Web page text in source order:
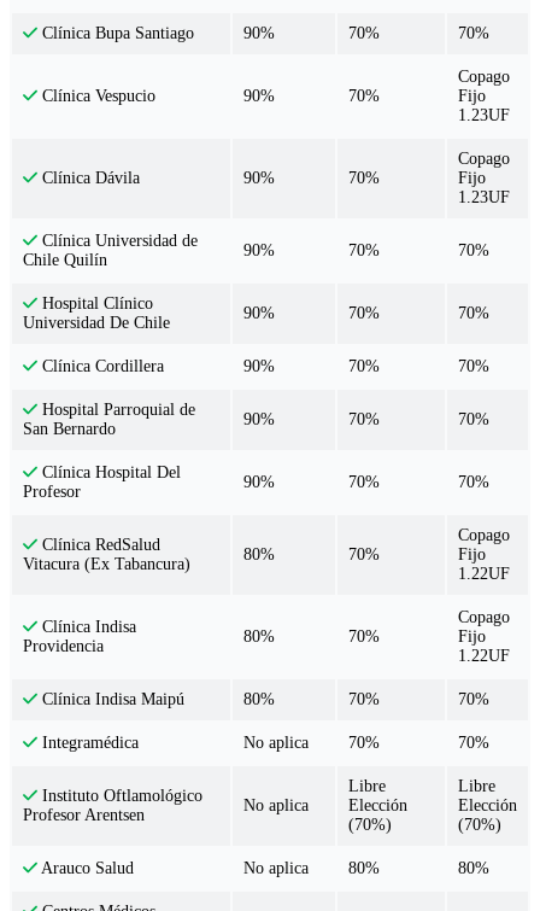
Clínica Bupa Santiago 90% 70% 70%
Clínica Vespucio 90% 70%
Copago
Fijo
1.23UF
Clínica Dávila 90% 70%
Copago
Fijo
1.23UF
Clínica Universidad de
Chile Quilín
90% 70% 70%
Hospital Clínico
Universidad De Chile
90% 70% 70%
Clínica Cordillera 90% 70% 70%
Hospital Parroquial de
San Bernardo
90% 70% 70%
Clínica Hospital Del
Profesor
90% 70% 70%
Clínica RedSalud
Vitacura (Ex Tabancura)
80% 70%
Copago
Fijo
1.22UF
Clínica Indisa
Providencia
80% 70%
Copago
Fijo
1.22UF
Clínica Indisa Maipú 80% 70% 70%
Integramédica No aplica 70% 70%
Instituto Oftlamológico
Profesor Arentsen
No aplica
Libre
Elección
(70%)
Libre
Elección
(70%)
Arauco Salud No aplica 80% 80%